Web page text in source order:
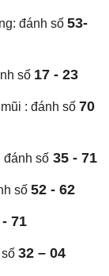
đánh số 53-
số 17 - 23
: đánh số 70
đánh số 35 - 71
số 52 - 62
71
32 – 04